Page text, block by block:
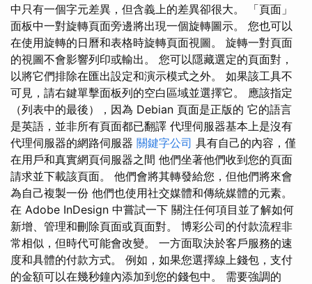
中只有一個字元差異，但含義上的差異卻很大。 「頁面」
面板中一對旋轉頁面旁邊將出現一個旋轉圖示。 您也可以
在使用旋轉的日曆和表格時旋轉頁面視圖。 旋轉一對頁面
的視圖不會影響列印或輸出。 您可以隱藏選定的頁面對，
以將它們排除在匯出設定和演示模式之外。 如果該工具不
可見，請右鍵單擊面板列的空白區域並選擇它。 應該指定
（列表中的最後），因為 Debian 頁面是正版的 它的語言
是英語，並非所有頁面都已翻譯 代理伺服器基本上是沒有
代理伺服器的網路伺服器 關鍵字公司 具有自己的內容，僅
在用戶和真實網頁伺服器之間 他們坐著他們收到您的頁面
請求並下載該頁面。 他們會將其轉發給您，但他們將來會
為自己複製一份 他們也使用社交媒體和傳統媒體的元素。
在 Adob​​e InDesign 中嘗試一下 關注任何項目並了解如何
新增、管理和刪除頁面或頁面對。 博彩公司的付款流程非
常相似，但時代可能會改變。 一方面取決於客戶服務的速
度和具體的付款方式。 例如，如果您選擇線上錢包，支付
的金額可以在幾秒鐘內添加到您的錢包中。 需要強調的